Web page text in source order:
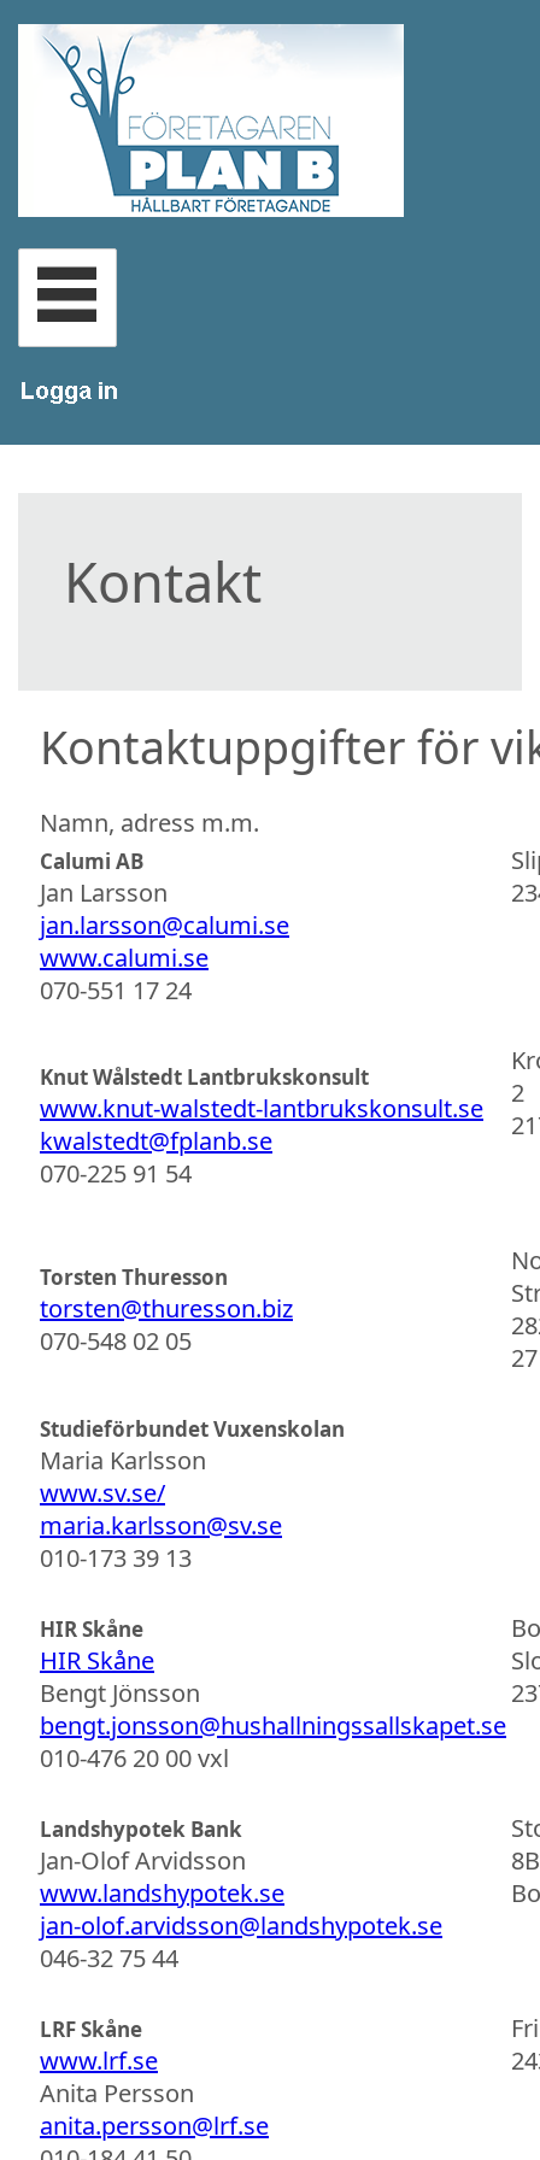
Kontakt
Kontaktuppgifter för
Namn, adress m.m.
Calumi AB
Jan Larsson
jan.larsson@calumi.se
www.calumi.se
070-551 17 24
Knut Wålstedt Lantbrukskonsult
www.knut-walstedt-lantbrukskonsult.se
kwalstedt@fplanb.se
070-225 91 54
2
Torsten Thuresson
torsten@thuresson.biz
070-548 02 05
Studieförbundet Vuxenskolan
Maria Karlsson
www.sv.se/
maria.karlsson@sv.se
010-173 39 13
HIR Skåne
HIR Skåne
Bengt Jönsson
bengt.jonsson@hushallningssallskapet.se
010-476 20 00 vxl
Landshypotek Bank
Jan-Olof Arvidsson
www.landshypotek.se
jan-olof.arvidsson@landshypotek.se
046-32 75 44
8B
LRF Skåne
www.lrf.se
Anita Persson
anita.persson@lrf.se